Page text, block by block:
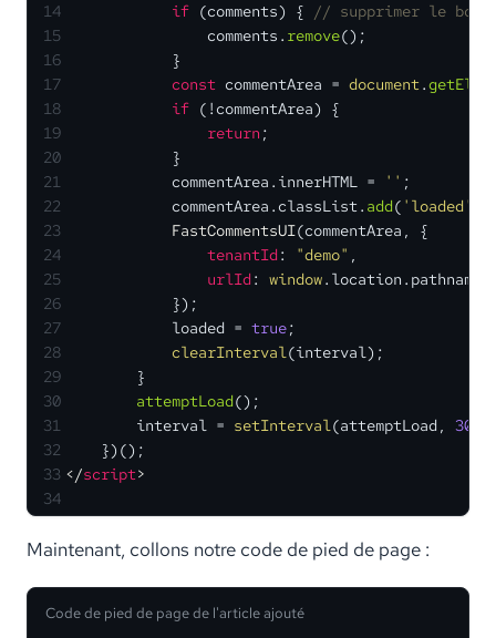
14
if (comments) {
// supprimer le
15
                comments.
remove();
16
            }
17
const commentArea = document .
18
if (!commentArea) {
19
return ;
20
            }
21
            commentArea.
innerHTML = '' ;
22
            commentArea.
classList . add( 'loaded'
23
FastCommentsUI(commentArea, {
24
tenantId: "demo" ,
25
urlId: window. location . pathname
26
            });
27
            loaded =
true;
28
clearInterval(interval);
29
        }
30
attemptLoad();
31
        interval =
setInterval(attemptLoad, 300
32
    })();
33 </script>
34
Maintenant, collons notre code de pied de page :
Code de pied de page de l'article ajouté